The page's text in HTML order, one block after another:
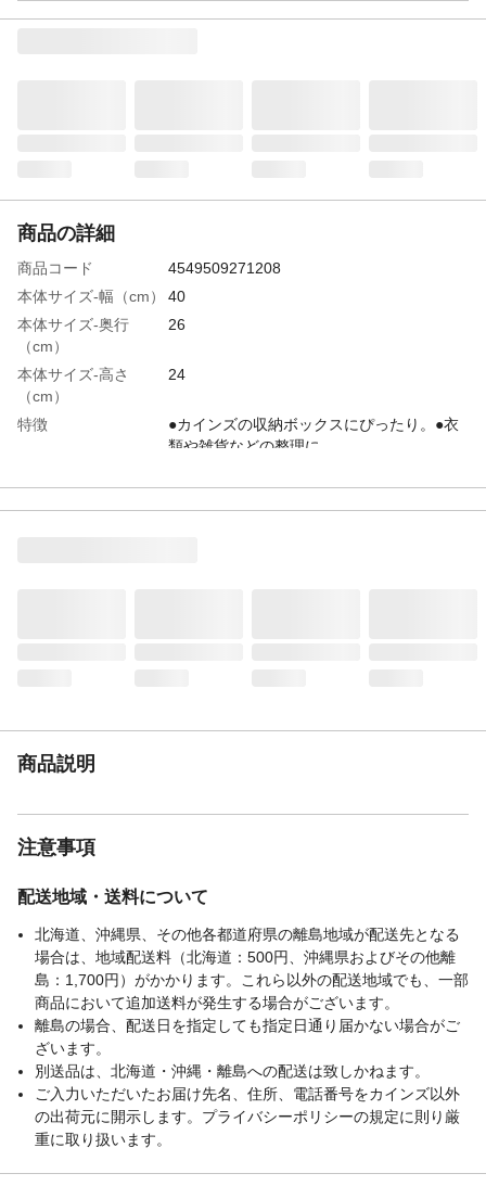
商品の詳細
商品コード
4549509271208
本体サイズ-幅（cm）
40
本体サイズ-奥行
（cm）
26
本体サイズ-高さ
（cm）
24
特徴
●カインズの収納ボックスにぴったり。●衣
類や雑貨などの整理に。
商品説明
注意事項
配送地域・送料について
北海道、沖縄県、その他各都道府県の離島地域が配送先となる
場合は、地域配送料（北海道：500円、沖縄県およびその他離
島：1,700円）がかかります。これら以外の配送地域でも、一部
商品において追加送料が発生する場合がございます。
離島の場合、配送日を指定しても指定日通り届かない場合がご
ざいます。
別送品は、北海道・沖縄・離島への配送は致しかねます。
ご入力いただいたお届け先名、住所、電話番号をカインズ以外
の出荷元に開示します。プライバシーポリシーの規定に則り厳
重に取り扱います。